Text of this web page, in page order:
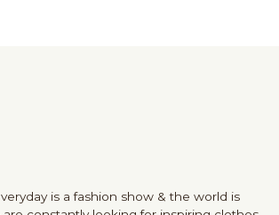
is a fashion show & the world is